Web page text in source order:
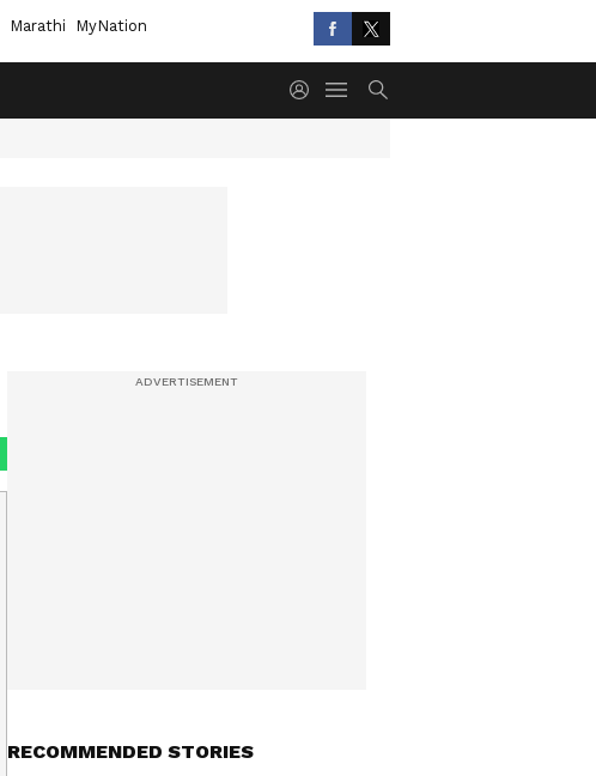
Marathi MyNation
RECOMMENDED STORIES